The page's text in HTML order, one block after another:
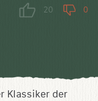
20 0
Klassiker der